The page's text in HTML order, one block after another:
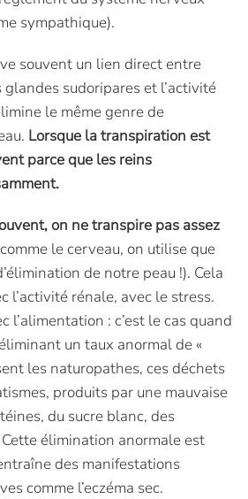
sympathique).
souvent un lien direct entre
sudoripares et l’activité
le même genre de
Lorsque la transpiration est
parce que les reins
on ne transpire pas assez
le cerveau, on utilise que
de notre peau !). Cela
l’activité rénale, avec le stress.
l’alimentation : c’est le cas quand
un taux anormal de «
les naturopathes, ces déchets
produits par une mauvaise
du sucre blanc, des
élimination anormale est
des manifestations
comme l’eczéma sec.